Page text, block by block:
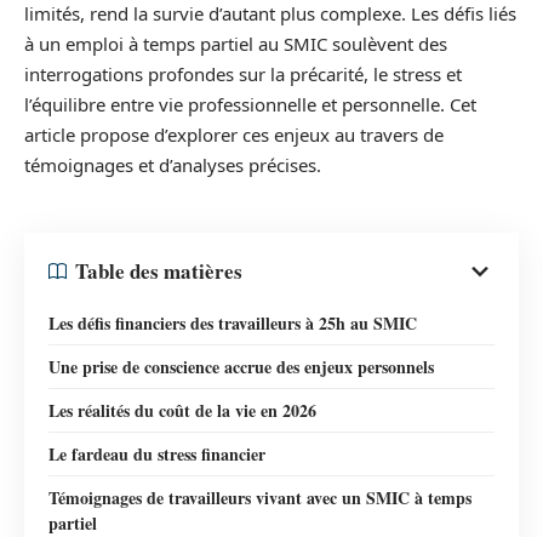
limités, rend la survie d’autant plus complexe. Les défis liés
à un emploi à temps partiel au SMIC soulèvent des
interrogations profondes sur la précarité, le stress et
l’équilibre entre vie professionnelle et personnelle. Cet
article propose d’explorer ces enjeux au travers de
témoignages et d’analyses précises.
Table des matières
Les défis financiers des travailleurs à 25h au SMIC
Une prise de conscience accrue des enjeux personnels
Les réalités du coût de la vie en 2026
Le fardeau du stress financier
Témoignages de travailleurs vivant avec un SMIC à temps
partiel